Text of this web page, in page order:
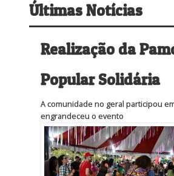
Últimas Notícias
Realização da
Popular Solidária
A comunidade no geral participou
engrandeceu o evento